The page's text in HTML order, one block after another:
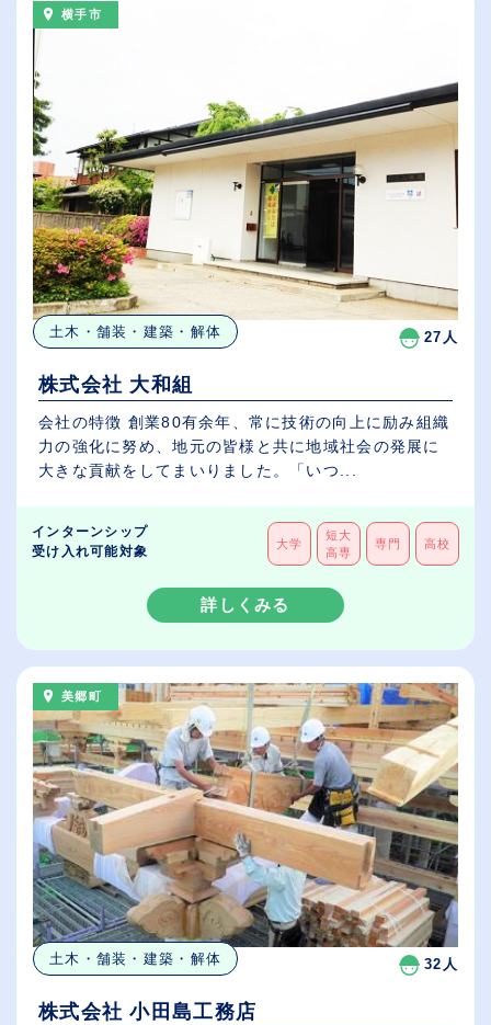
横手市
土木・舗装・建築・解体 27人
株式会社 大和組
会社の特徴 創業80有余年、常に技術の向上に励み組織
力の強化に努め、地元の皆様と共に地域社会の発展に
大きな貢献をしてまいりました。「いつ...
インターンシップ
受け入れ可能対象
大学
短大
高専
専門 高校
詳しくみる
美郷町
土木・舗装・建築・解体 32人
株式会社 小田島工務店